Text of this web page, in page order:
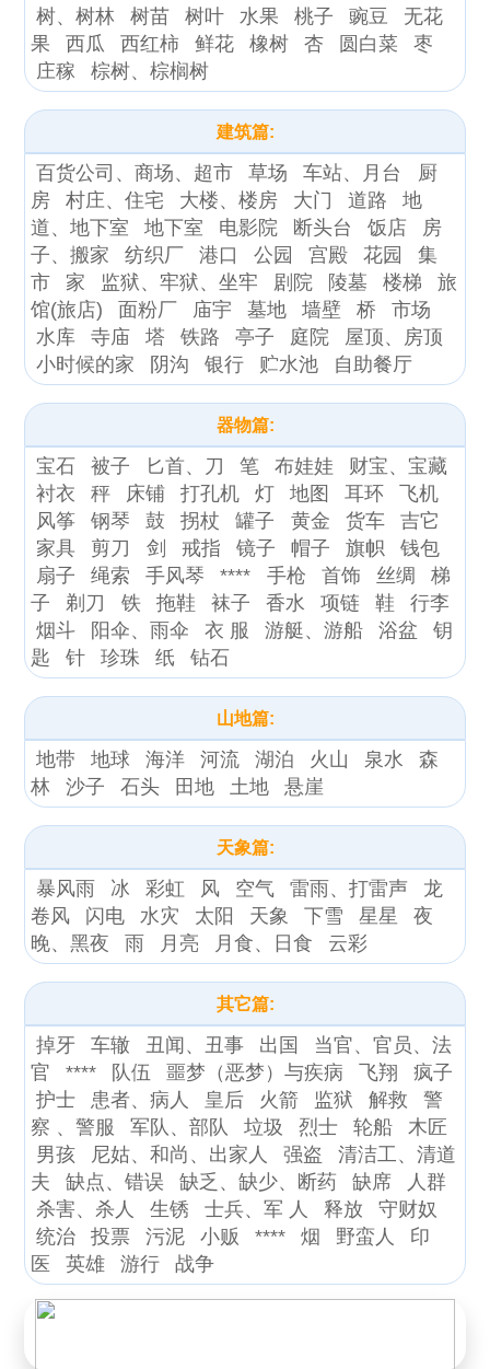
树、树林
树苗 树叶 水果 桃子 豌豆
无花
果
西瓜 西红柿 鲜花 橡树 杏 圆白菜
枣
庄稼
棕树、棕榈树
建筑篇:
百货公司、商场、超市 草场 车站、月台
厨
房
村庄、住宅 大楼、楼房 大门 道路
地
道、地下室
地下室 电影院 断头台 饭店
房
子、搬家
纺织厂 港口 公园 宫殿 花园
集
市
家 监狱、牢狱、坐牢 剧院 陵墓 楼梯
旅
馆(旅店)
面粉厂 庙宇 墓地 墙壁 桥
市场
水库
寺庙 塔 铁路 亭子 庭院
屋顶、房顶
小时候的家
阴沟 银行 贮水池 自助餐厅
器物篇:
宝石 被子 匕首、刀 笔 布娃娃
财宝、宝藏
衬衣
秤 床铺 打孔机 灯 地图 耳环
飞机
风筝
钢琴 鼓 拐杖 罐子 黄金 货车
吉它
家具
剪刀 剑 戒指 镜子 帽子 旗帜
钱包
扇子
绳索 手风琴 **** 手枪 首饰 丝绸
梯
子
剃刀 铁 拖鞋 袜子 香水 项链 鞋
行李
烟斗
阳伞、雨伞 衣 服 游艇、游船 浴盆
钥
匙
针 珍珠 纸 钻石
山地篇:
地带 地球 海洋 河流 湖泊 火山 泉水
森
林
沙子 石头 田地 土地 悬崖
天象篇:
暴风雨 冰 彩虹 风 空气 雷雨、打雷声
龙
卷风
闪电 水灾 太阳 天象 下雪 星星
夜
晚、黑夜
雨 月亮 月食、日食 云彩
其它篇:
掉牙 车辙 丑闻、丑事 出国
当官、官员、法
官
**** 队伍 噩梦（恶梦）与疾病 飞翔
疯子
护士
患者、病人 皇后 火箭 监狱 解救
警
察 、警服
军队、部队 垃圾 烈士 轮船
木匠
男孩
尼姑、和尚、出家人 强盗
清洁工、清道
夫
缺点、错误 缺乏、缺少、断药 缺席
人群
杀害、杀人
生锈 士兵、军 人 释放
守财奴
统治
投票 污泥 小贩 **** 烟 野蛮人
印
医
英雄 游行 战争